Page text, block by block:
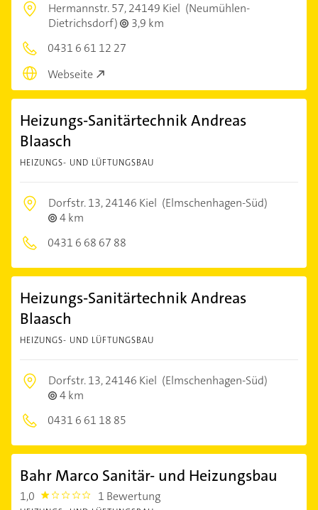
Hermannstr. 57,24149 Kiel (Neumühlen-
Dietrichsdorf)
3,9 km
0431 6 61 12 27
Webseite
Heizungs-Sanitärtechnik Andreas
Blaasch
HEIZUNGS- UND LÜFTUNGSBAU
Dorfstr. 13,24146 Kiel (Elmschenhagen-Süd)
4 km
0431 6 68 67 88
Heizungs-Sanitärtechnik Andreas
Blaasch
HEIZUNGS- UND LÜFTUNGSBAU
Dorfstr. 13,24146 Kiel (Elmschenhagen-Süd)
4 km
0431 6 61 18 85
Bahr Marco Sanitär- und Heizungsbau
1,0 1.0 1 Bewertung